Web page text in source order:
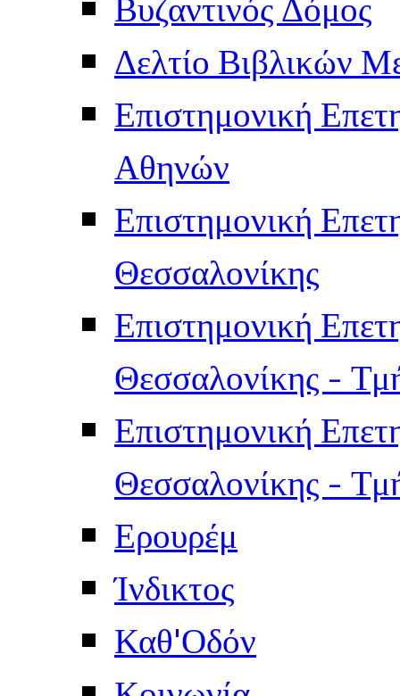
Δελτίο Βιβλικών
Επιστημονική
Αθηνών
Επιστημονική
Θεσσαλονίκης
Επιστημονική
Θεσσαλονίκης -
Επιστημονική
Θεσσαλονίκης -
Ερουρέμ
Ίνδικτος
Καθ'Οδόν